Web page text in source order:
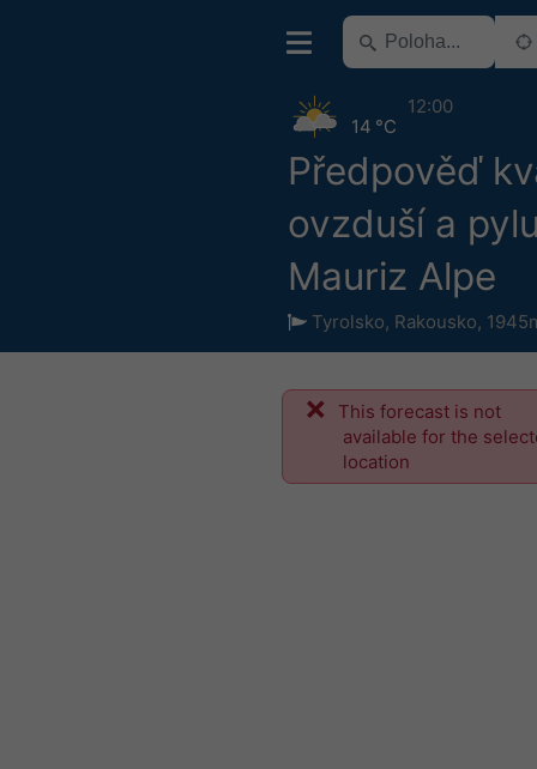
Předpověď
ovzduší a
Mauriz Alpe
Tyrolsko, Rakousko,
14 °C
12:00
This forecast is not
available for the
location